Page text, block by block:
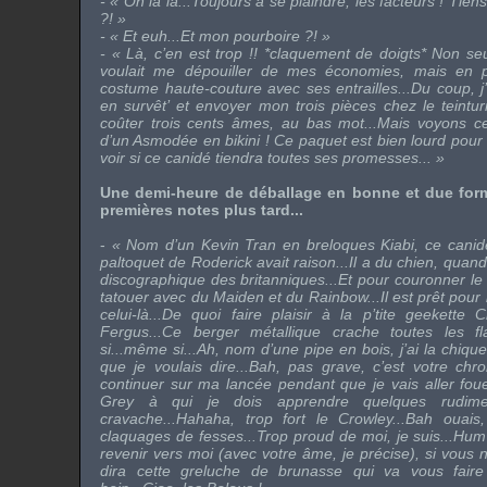
?! »
- « Et euh...Et mon pourboire ?! »
- « Là, c’en est trop !! *claquement de doigts* Non
voulait me dépouiller de mes économies, mais en
costume haute-couture avec ses entrailles...Du coup,
en survêt’ et envoyer mon trois pièces chez le
coûter trois cents âmes, au bas mot...Mais voyons
d’un Asmodée en bikini ! Ce paquet est bien lourd
voir si ce canidé tiendra toutes ses promesses... »
Une demi-heure de déballage en bonne et due
premières notes plus tard...
- « Nom d’un Kevin Tran en breloques Kiabi, ce
paltoquet de Roderick avait raison...Il a du chien,
discographique des britanniques...Et pour couronner
tatouer avec du Maiden et du Rainbow...Il est prêt
celui-là...De quoi faire plaisir à la p’tite geekette
Fergus...Ce berger métallique crache toutes les
si...même si...Ah, nom d’une pipe en bois, j’ai la
que je voulais dire...Bah, pas grave, c’est votre
continuer sur ma lancée pendant que je vais aller
Grey à qui je dois apprendre quelques
cravache...Hahaha, trop fort le Crowley...Bah
claquages de fesses...Trop proud de moi, je
revenir vers moi (avec votre âme, je précise), si vous
dira cette greluche de brunasse qui va vous